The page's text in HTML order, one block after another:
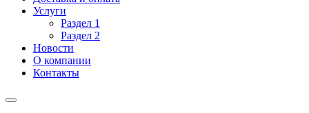
Услуги
Раздел 1
Раздел 2
Новости
О компании
Контакты